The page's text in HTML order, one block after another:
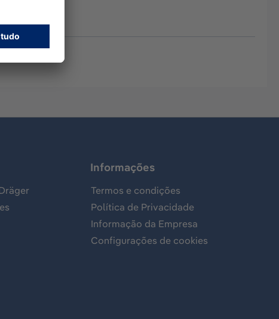
Informações
Termos e condições
Política de Privacidade
Informação da Empresa
Configurações de cookies